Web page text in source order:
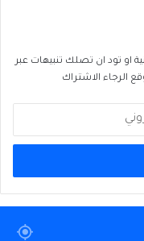
او تود ان تصلك تنبيهات عبر
الرجاء الاشتراك